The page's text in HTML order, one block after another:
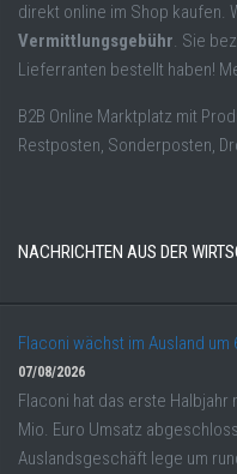
direkt online im Shop kaufen.
Vermittlungsgebühr. Sie
Lieferranten bestellt haben!
B2B Online Marktplatz mit
Restposten, Sonderposten,
NACHRICHTEN AUS DER
Flaconi wächst im Ausland um
07/08/2026
Flaconi hat das erste Halbjahr
Mio. Euro Umsatz
Auslandsgeschäft lege um